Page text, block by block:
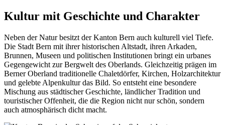
Kultur mit Geschichte und Charakter
Neben der Natur besitzt der Kanton Bern auch kulturell viel Tiefe.
Die Stadt Bern mit ihrer historischen Altstadt, ihren Arkaden,
Brunnen, Museen und politischen Institutionen bringt ein urbanes
Gegengewicht zur Bergwelt des Oberlands. Gleichzeitig prägen im
Berner Oberland traditionelle Chaletdörfer, Kirchen, Holzarchitektur
und gelebte Alpenkultur das Bild. So entsteht eine besondere
Mischung aus städtischer Geschichte, ländlicher Tradition und
touristischer Offenheit, die die Region nicht nur schön, sondern
auch atmosphärisch dicht macht.